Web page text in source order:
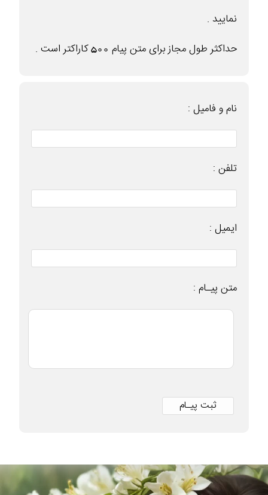
نمایید .
حداکثر طول مجاز برای متن پیام 500 کاراکتر است .
نام و فامیل :
تلفن :
ایمیل :
متن پیـام :